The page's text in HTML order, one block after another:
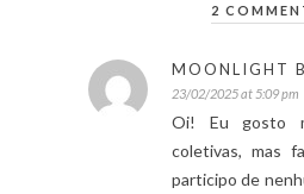
2
MOONLIGHT
23/02/2025 at 5:09 pm
Oi! Eu gosto
coletivas, mas
participo de